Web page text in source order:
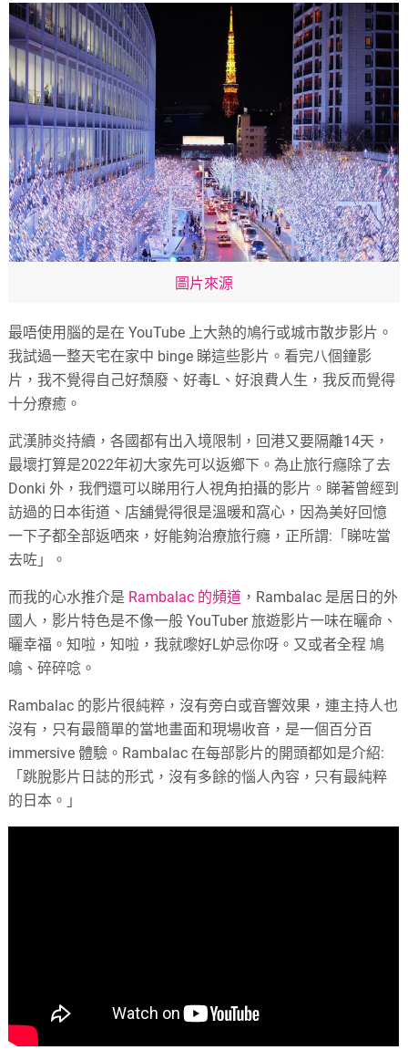
圖片來源
最唔使用腦的是在 YouTube 上大熱的鳩行或城市散步影片。
我試過一整天宅在家中 binge 睇這些影片。看完八個鐘影
片，我不覺得自己好頹廢、好毒L、好浪費人生，我反而覺得
十分療癒。
武漢肺炎持續，各國都有出入境限制，回港又要隔離14天，
最壞打算是2022年初大家先可以返鄉下。為止旅行癮除了去
Donki 外，我們還可以睇用行人視角拍攝的影片。睇著曾經到
訪過的日本街道、店舖覺得很是溫暖和窩心，因為美好回憶
一下子都全部返哂來，好能夠治療旅行癮，正所謂:「睇咗當
去咗」。
而我的心水推介是 Rambalac 的頻道 ，Rambalac 是居日的外
國人，影片特色是不像一般 YouTuber 旅遊影片一味在曬命、
曬幸福。知啦，知啦，我就嚟好L妒忌你呀。又或者全程 鳩
噏、碎碎唸。
Rambalac 的影片很純粹，沒有旁白或音響效果，連主持人也
沒有，只有最簡單的當地畫面和現場收音，是一個百分百
immersive 體驗。Rambalac 在每部影片的開頭都如是介紹:
「跳脫影片日誌的形式，沒有多餘的惱人內容，只有最純粹
的日本。」